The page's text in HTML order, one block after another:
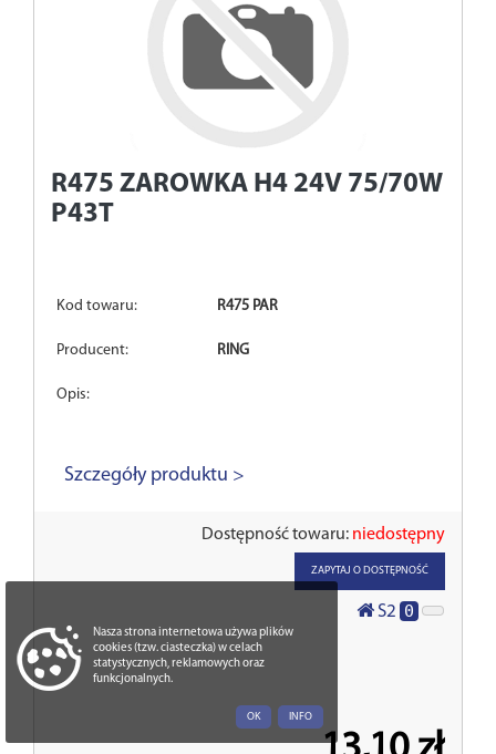
R475 ZAROWKA H4 24V 75/70W
P43T
Kod towaru: R475 PAR
Producent: RING
Opis:
Szczegóły produktu >
Dostępność towaru: niedostępny
ZAPYTAJ O DOSTĘPNOŚĆ
S2 0
Nasza strona internetowa używa plików
cookies (tzw. ciasteczka) w celach
statystycznych, reklamowych oraz
funkcjonalnych.
INFO
OK